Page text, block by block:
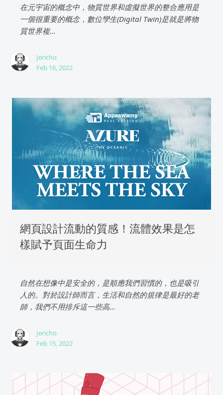
在元宇宙的概念中，物質世界和虛擬世界的整合應用是
一個很重要的概念，數位孿生(Digital Twin)是就是將物
質世界複...
Jericho
Feb 16, 2022
網頁設計流動的質感！流體效果是怎
樣賦予頁面生命力
自然在想像中是安全的，是順應我們習慣的，也是吸引
人的。對於設計師而言，生活和自然的規律是最好的老
師，我們不用排斥這一些高...
Jericho
Feb 15, 2022